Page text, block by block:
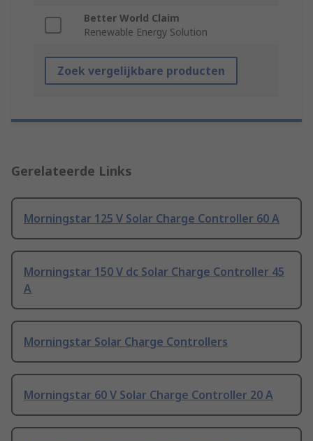
Better World Claim
Renewable Energy Solution
Zoek vergelijkbare producten
Gerelateerde Links
Morningstar 125 V Solar Charge Controller 60 A
Morningstar 150 V dc Solar Charge Controller 45
A
Morningstar Solar Charge Controllers
Morningstar 60 V Solar Charge Controller 20 A